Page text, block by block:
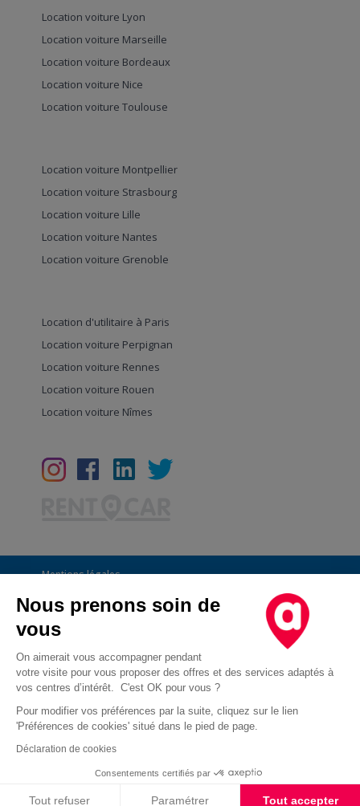
Location voiture Lyon
Location voiture Marseille
Location voiture Bordeaux
Location voiture Nice
Location voiture Toulouse
Location voiture Montpellier
Location voiture Strasbourg
Location voiture Lille
Location voiture Nantes
Location voiture Grenoble
Location d'utilitaire à Paris
Location voiture Perpignan
Location voiture Rennes
Location voiture Rouen
Location voiture Nîmes
Mentions légales
Conditions Générales
CGU
Informations générales
Déclaration de confidentialité
Droit d'opposition au démarchage téléphonique
Cookies
Nous prenons soin de
vous
On aimerait vous accompagner pendant
votre visite pour vous proposer des offres et des services adaptés à
vos centres d’intérêt. C'est OK pour vous ?
Pour modifier vos préférences par la suite, cliquez sur le lien
'Préférences de cookies' situé dans le pied de page.
Déclaration de cookies
Consentements certifiés par
Tout refuser Paramétrer Tout accepter